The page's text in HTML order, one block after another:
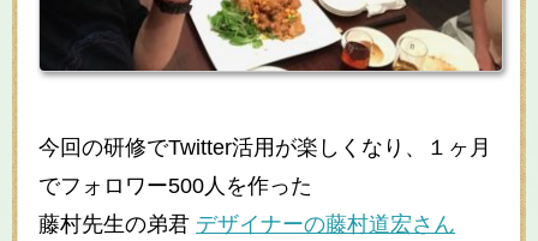
今回の研修でTwitter活用が楽しくなり、１ヶ月
でフォロワー500人を作った
藤村先生の弟君 デザイナーの藤村道宏さん